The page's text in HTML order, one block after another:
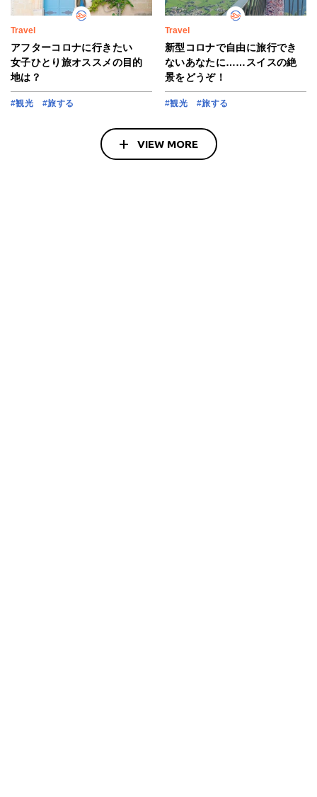
Travel
アフターコロナに行きたい
女子ひとり旅オススメの目的
地は？
#観光 #旅する
Travel
新型コロナで自由に旅行でき
ないあなたに……スイスの絶
景をどうぞ！
#観光 #旅する
VIEW MORE